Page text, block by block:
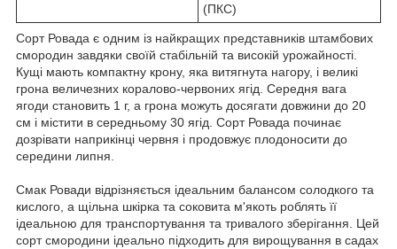
(ПКС)
Сорт Ровада є одним із найкращих представників штамбових
смородин завдяки своїй стабільній та високій урожайності.
Кущі мають компактну крону, яка витягнута нагору, і великі
грона величезних коралово-червоних ягід. Середня вага
ягоди становить 1 г, а грона можуть досягати довжини до 20
см і містити в середньому 30 ягід. Сорт Ровада починає
дозрівати наприкінці червня і продовжує плодоносити до
середини липня.
Смак Ровади відрізняється ідеальним балансом солодкого та
кислого, а щільна шкірка та соковита м'якоть роблять її
ідеальною для транспортування та тривалого зберігання. Цей
сорт смородини ідеально підходить для вирощування в садах